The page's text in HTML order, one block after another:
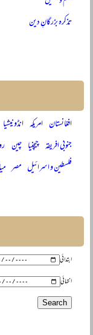
تذکرہ بزرگانِ دین
افغانستان امریکہ انڈونیشیا
جنوبی افریقہ چیچنیا چین
فلسطین و اسرائیل مصر
ابتدائی
انتہائی